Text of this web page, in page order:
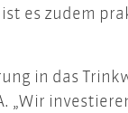
es zudem
in das
„Wir